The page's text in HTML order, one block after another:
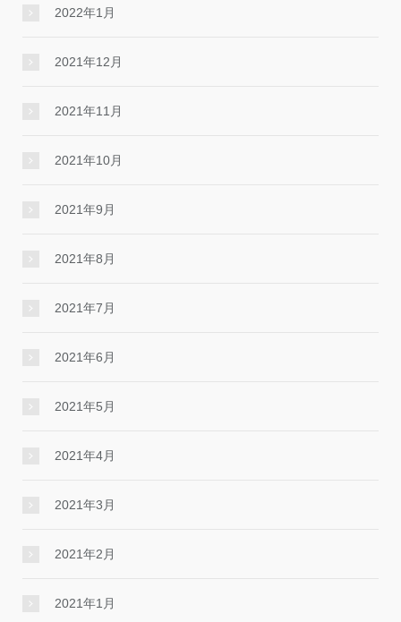
2022年1月
2021年12月
2021年11月
2021年10月
2021年9月
2021年8月
2021年7月
2021年6月
2021年5月
2021年4月
2021年3月
2021年2月
2021年1月